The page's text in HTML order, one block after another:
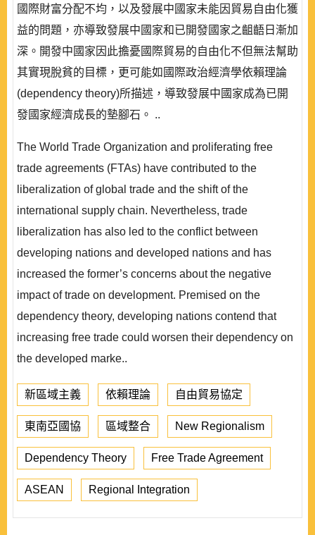
國際財富分配不均，以及發展中國家未能因貿易自由化獲
益的問題，亦導致發展中國家和已開發國家之齟齬日漸加
深。開發中國家因此擔憂國際貿易的自由化不但無法幫助
其實現脫貧的目標，更可能如國際政治經濟學依賴理論
(dependency theory)所描述，導致發展中國家成為已開
發國家經濟成長的墊腳石。 ..
The World Trade Organization and proliferating free
trade agreements (FTAs) have contributed to the
liberalization of global trade and the shift of the
international supply chain. Nevertheless, trade
liberalization has also led to the conflict between
developing nations and developed nations and has
increased the former’s concerns about the negative
impact of trade on development. Premised on the
dependency theory, developing nations contend that
increasing free trade could worsen their dependency on
the developed marke..
新區域主義 依賴理論 自由貿易協定
東南亞國協 區域整合 New Regionalism
Dependency Theory Free Trade Agreement
ASEAN Regional Integration